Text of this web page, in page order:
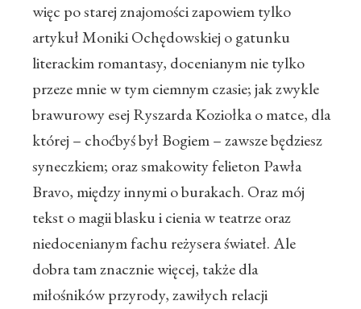
więc po starej znajomości zapowiem tylko
artykuł Moniki Ochędowskiej o gatunku
literackim romantasy, docenianym nie tylko
przeze mnie w tym ciemnym czasie; jak zwykle
brawurowy esej Ryszarda Koziołka o matce, dla
której – choćbyś był Bogiem – zawsze będziesz
syneczkiem; oraz smakowity felieton Pawła
Bravo, między innymi o burakach. Oraz mój
tekst o magii blasku i cienia w teatrze oraz
niedocenianym fachu reżysera świateł. Ale
dobra tam znacznie więcej, także dla
miłośników przyrody, zawiłych relacji